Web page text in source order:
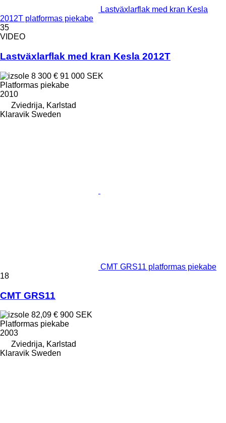
Lastväxlarflak med kran Kesla
2012T platformas piekabe
35
VIDEO
Lastväxlarflak med kran Kesla 2012T
8 300 € 91 000 SEK
Platformas piekabe
2010
Zviedrija, Karlstad
Klaravik Sweden
CMT GRS11 platformas piekabe
18
CMT GRS11
82,09 € 900 SEK
Platformas piekabe
2003
Zviedrija, Karlstad
Klaravik Sweden